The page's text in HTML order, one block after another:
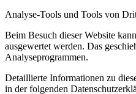
Analyse-Tools und Tools von
Beim Besuch dieser Website
ausgewertet werden. Das
Analyseprogrammen.
Detaillierte Informationen zu
in der folgenden